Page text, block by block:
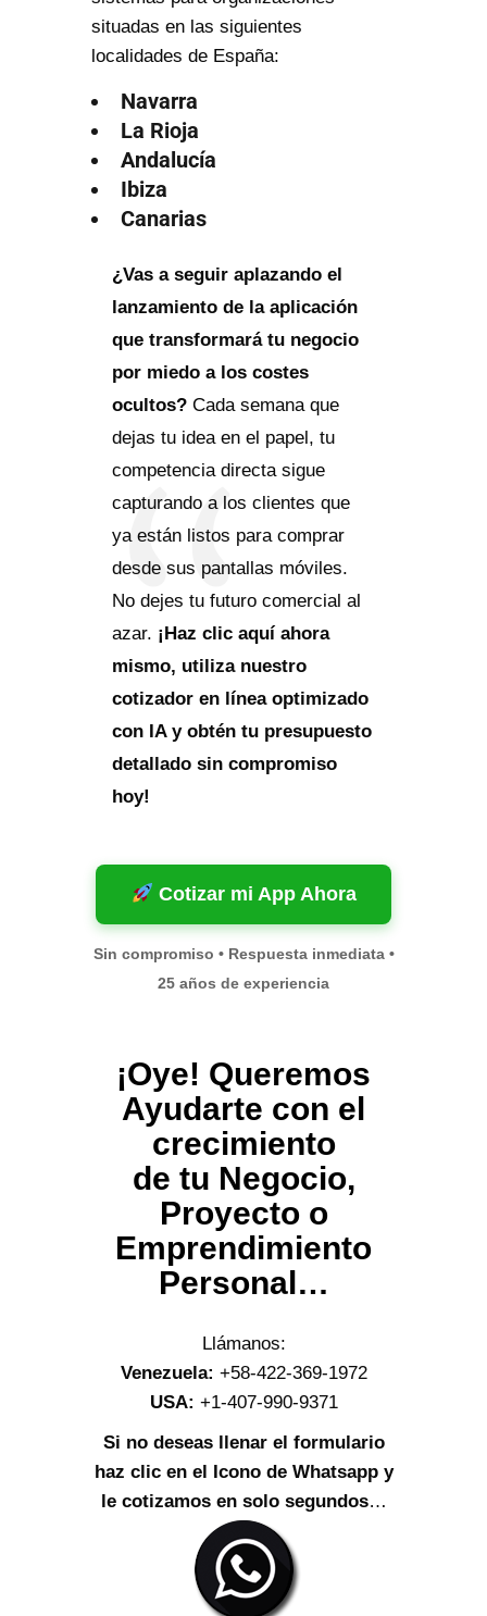
situadas en las siguientes
localidades de España:
Navarra
La Rioja
Andalucía
Ibiza
Canarias
¿Vas a seguir aplazando el
lanzamiento de la aplicación
que transformará tu negocio
por miedo a los costes
ocultos? Cada semana que
dejas tu idea en el papel, tu
competencia directa sigue
capturando a los clientes que
ya están listos para comprar
desde sus pantallas móviles.
No dejes tu futuro comercial al
azar. ¡Haz clic aquí ahora
mismo, utiliza nuestro
cotizador en línea optimizado
con IA y obtén tu presupuesto
detallado sin compromiso
hoy!
Cotizar mi App Ahora
Sin compromiso • Respuesta inmediata •
25 años de experiencia
¡Oye! Queremos
Ayudarte con el
crecimiento
de tu Negocio,
Proyecto o
Emprendimiento
Personal…
Llámanos:
Venezuela: +58-422-369-1972
USA: +1-407-990-9371
Si no deseas llenar el formulario
haz clic en el Icono de Whatsapp y
le cotizamos en solo segundos…